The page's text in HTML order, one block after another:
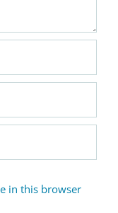
in this browser